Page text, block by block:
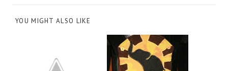
YOU MIGHT ALSO LIKE